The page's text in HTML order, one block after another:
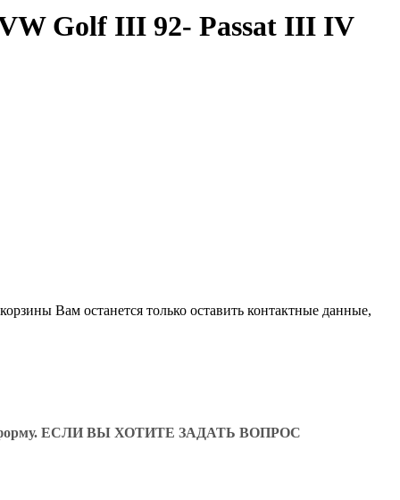
Golf III 92- Passat III IV
Вам останется только оставить контактные данные,
форму. ЕСЛИ ВЫ ХОТИТЕ ЗАДАТЬ ВОПРОС